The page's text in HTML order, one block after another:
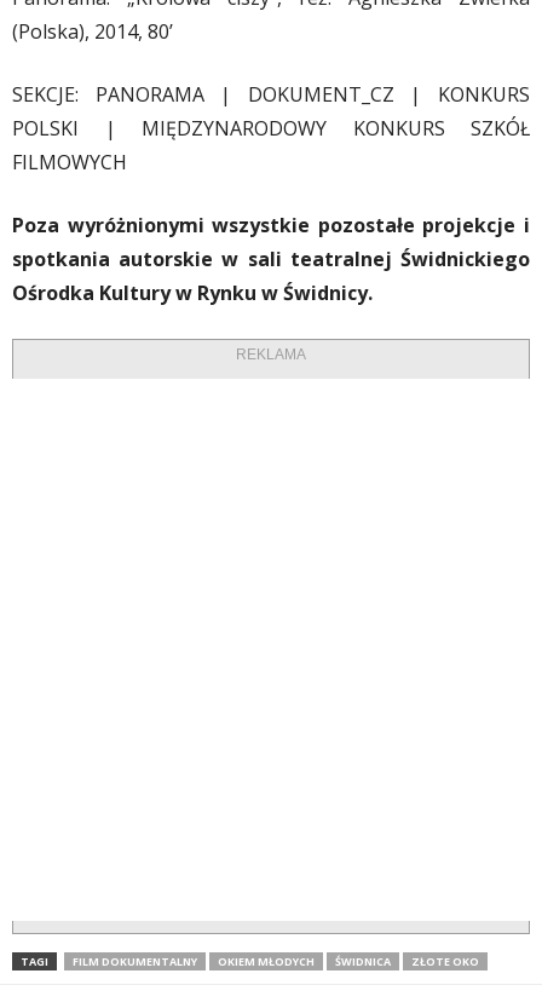
(Polska), 2014, 80’
SEKCJE: PANORAMA | DOKUMENT_CZ | KONKURS
POLSKI | MIĘDZYNARODOWY KONKURS SZKÓŁ
FILMOWYCH
Poza wyróżnionymi wszystkie pozostałe projekcje i
spotkania autorskie w sali teatralnej Świdnickiego
Ośrodka Kultury w Rynku w Świdnicy.
REKLAMA
TAGI FILM DOKUMENTALNY OKIEM MŁODYCH ŚWIDNICA ZŁOTE OKO